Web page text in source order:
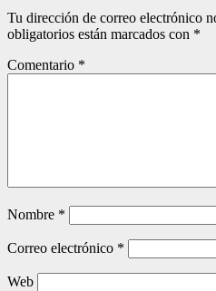
Tu dirección de correo electrónico
obligatorios están marcados con *
Comentario *
Nombre *
Correo electrónico *
Web